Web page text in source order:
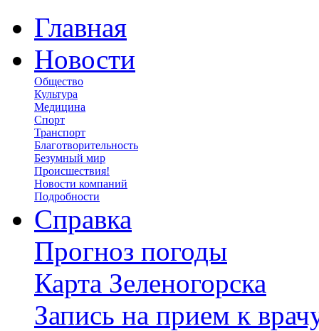
Главная
Новости
Общество
Культура
Медицина
Спорт
Транспорт
Благотворительность
Безумный мир
Происшествия!
Новости компаний
Подробности
Справка
Прогноз погоды
Карта Зеленогорска
Запись на прием к